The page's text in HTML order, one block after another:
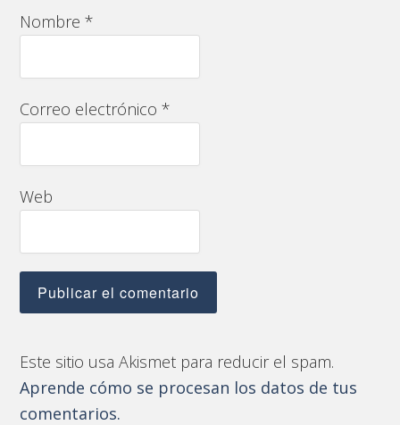
Nombre*
Correo electrónico*
Web
Este sitio usa Akismet para reducir el spam.
Aprende cómo se procesan los datos de tus
comentarios.